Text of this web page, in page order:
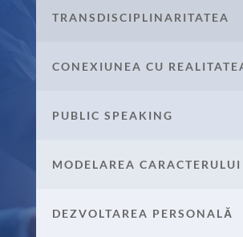
TRANSDISCIPLINARITATEA
CONEXIUNEA CU
PUBLIC SPEAKING
MODELAREA CARACTERULUI
DEZVOLTAREA PERSONALĂ